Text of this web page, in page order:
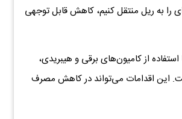
لذا اگر بتوانیم تنها 30 درصد از حمل جاده‌‌ای را به ریل منتقل کنیم، کاهش قابل توجهی
از کامیون‌های برقی و هیبریدی،
این اقدامات می‌تواند در کاهش مصرف